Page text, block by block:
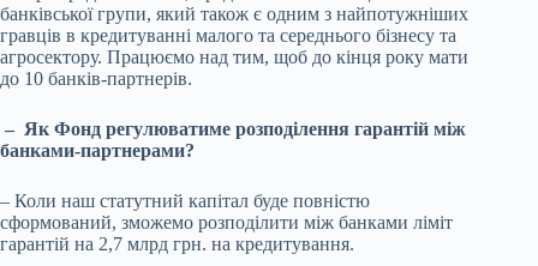
банківської групи, який також є одним з найпотужніших
гравців в кредитуванні малого та середнього бізнесу та
агросектору. Працюємо над тим, щоб до кінця року мати
до 10 банків-партнерів.
– Як Фонд регулюватиме розподілення гарантій між
банками-партнерами?
– Коли наш статутний капітал буде повністю
сформований, зможемо розподілити між банками ліміт
гарантій на 2,7 млрд грн. на кредитування.